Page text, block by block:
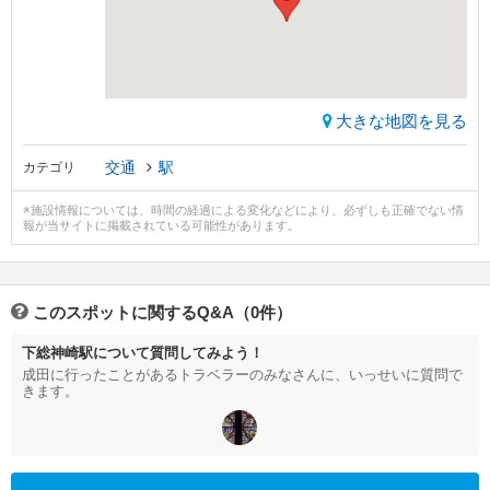
大きな地図を見る
カテゴリ 交通 駅
※施設情報については、時間の経過による変化などにより、必ずしも正確でない情
報が当サイトに掲載されている可能性があります。
このスポットに関するQ&A（0件）
下総神崎駅について質問してみよう！
成田に行ったことがあるトラベラーのみなさんに、いっせいに質問で
きます。